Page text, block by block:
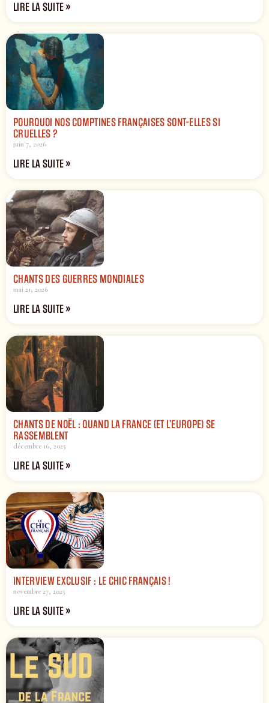
LIRE LA SUITE »
POURQUOI NOS COMPTINES FRANÇAISES SONT-ELLES SI
CRUELLES ?
juin 7, 2026
LIRE LA SUITE »
CHANTS DES GUERRES MONDIALES
mai 21, 2026
LIRE LA SUITE »
CHANTS DE NOËL : QUAND LA FRANCE (ET L’EUROPE) SE
RASSEMBLENT
décembre 16, 2025
LIRE LA SUITE »
INTERVIEW EXCLUSIF : LE CHIC FRANÇAIS !
novembre 27, 2025
LIRE LA SUITE »